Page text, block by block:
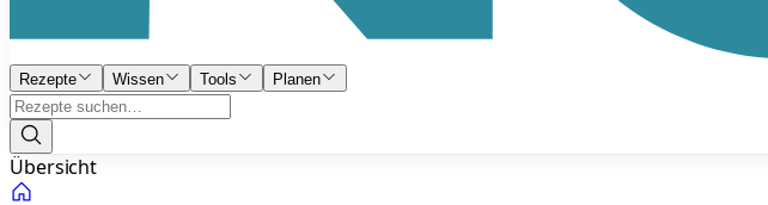
Rezepte Wissen Tools Planen
Übersicht